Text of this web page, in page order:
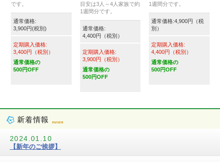
です。
通常価格:
3,900円(税別)
定期購入価格:
3,400円（税別）
通常価格の
500円OFF
目安は3人～4人家族で約
1週間分です。
通常価格:
4,400円（税別）
定期購入価格:
3,900円（税別）
通常価格の
500円OFF
1週間分です。
通常価格:4,900円（税
別）
定期購入価格:
4,400円（税別）
通常価格の
500円OFF
2024.01.10
【新年のご挨拶】